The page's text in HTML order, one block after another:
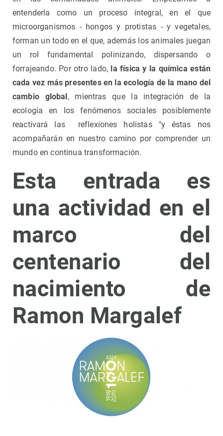
entenderla como un proceso integral, en el que
microorganismos - hongos y protistas - y vegetales,
forman un todo en el que, además los animales juegan
un rol fundamental polinizando, dispersando o
forrajeando. Por otro lado, la física y la química están
cada vez más presentes en la ecología de la mano del
cambio global, mientras que la integración de la
ecología en los fenómenos sociales posiblemente
reactivará las reflexiones holistas "y éstas nos
acompañarán en nuestro camino por comprender un
mundo en continua transformación.
Esta entrada es
una actividad en el
marco del
centenario del
nacimiento de
Ramon Margalef